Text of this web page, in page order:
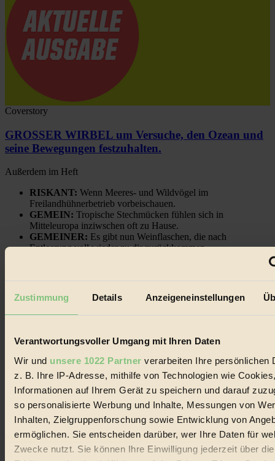
Zustimmung Details Anzeigeneinstellungen
Verantwortungsvoller Umgang mit Ihren Daten
Wir und unsere 1022 Partner verarbeiten Ihre persönlichen
z. B. Ihre IP-Adresse, mithilfe von Technologien wie
Informationen auf Ihrem Gerät zu speichern und darauf
so personalisierte Werbung und Inhalte, Messungen von
Inhalten, Zielgruppenforschung sowie Entwicklung von
ermöglichen. Sie entscheiden darüber, wer Ihre Daten für
Zwecke nutzt. Sie können Ihre Einwilligung jederzeit über
Coverstory
GROSSER WIRBEL um Versuche, den Ozean und
seine Bewegungen festzuhalten.
Außerdem im Heft
RISKANT: Wenn Meeres- und Wildvögel im
Freilandhühnerbetrieb vorbeischauen.
GEMEIN: Tropische Stechmücken fühlen sich in
Mitteleuropa inziwschen oft zu Hause.
GEMEINER: Es gibt nun Weinflaschen, die nach
Entleerung voll wieder zu dir zurückkommen.
Erhalte in regelmäßigen Abständen die aktuellsten Artikel,
BIORAMA-Magazin per E-Mail.